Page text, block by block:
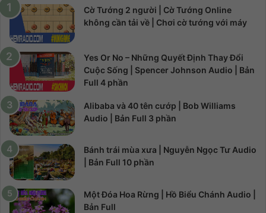
Cờ Tướng 2 người | Cờ Tướng Online
không cần tải về | Chơi cờ tướng với máy
Yes Or No – Những Quyết Định Thay Đổi
Cuộc Sống | Spencer Johnson Audio | Bản
Full 4 phần
Alibaba và 40 tên cướp | Bob Williams
Audio | Bản Full 3 phần
Bánh trái mùa xưa | Nguyễn Ngọc Tư Audio
| Bản Full 10 phần
Một Đóa Hoa Rừng | Hồ Biểu Chánh Audio |
Bản Full